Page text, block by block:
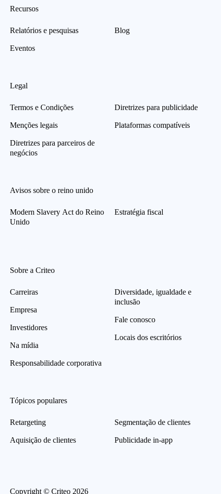
Recursos
Relatórios e pesquisas
Eventos
Blog
Legal
Termos e Condições
Menções legais
Diretrizes para parceiros de
negócios
Diretrizes para publicidade
Plataformas compatíveis
Avisos sobre o reino unido
Modern Slavery Act do Reino
Unido
Estratégia fiscal
Sobre a Criteo
Carreiras
Empresa
Investidores
Na mídia
Responsabilidade corporativa
Diversidade, igualdade e
inclusão
Fale conosco
Locais dos escritórios
Tópicos populares
Retargeting
Aquisição de clientes
Segmentação de clientes
Publicidade in-app
Copyright © Criteo 2026